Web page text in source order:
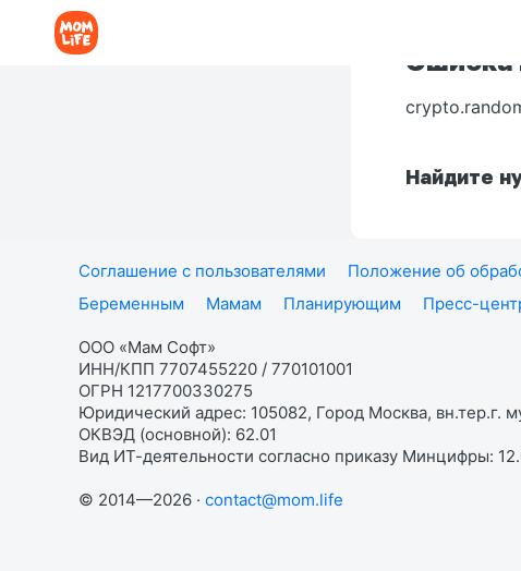
Ошибка
Найдите
Соглашение с пользователями Положение об
Беременным
Мамам Планирующим Пресс-
ООО «Мам Софт»
ИНН/КПП 7707455220 / 770101001
ОГРН 1217700330275
Юридический адрес: 105082, Город Москва, вн.тер.г.
ОКВЭД (основной): 62.01
Вид ИТ-деятельности согласно приказу Минцифры:
© 2014—2026 · contact@mom.life